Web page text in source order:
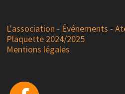
L'association - Événements -
Plaquette 2024/2025
Mentions légales